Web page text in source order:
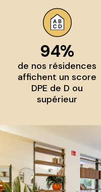
94%
de nos résidences
affichent un score
DPE de D ou
supérieur